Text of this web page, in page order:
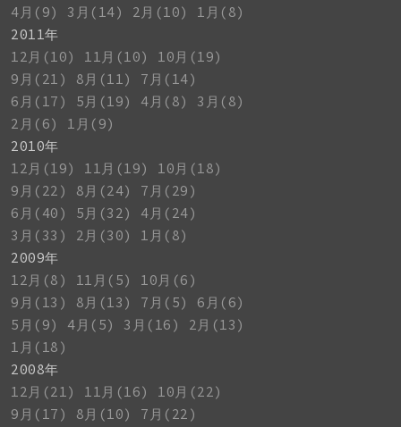
4月(9)
3月(14) 2月(10)
1月(8)
2011年
12月(10)
11月(10)
10月(19)
9月(21)
8月(11)
7月(14)
6月(17)
5月(19) 4月(8)
3月(8)
2月(6)
1月(9)
2010年
12月(19)
11月(19)
10月(18)
9月(22)
8月(24)
7月(29)
6月(40)
5月(32)
4月(24)
3月(33)
2月(30)
1月(8)
2009年
12月(8)
11月(5)
10月(6)
9月(13)
8月(13) 7月(5)
6月(6)
5月(9)
4月(5) 3月(16)
2月(13)
1月(18)
2008年
12月(21)
11月(16)
10月(22)
9月(17)
8月(10)
7月(22)